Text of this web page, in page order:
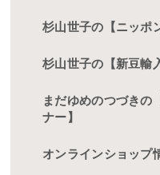
杉山世子の【ニッポ
杉山世子の【新豆輸
まだゆめのつづきの
ナー】
オンラインショップ